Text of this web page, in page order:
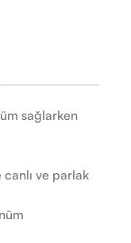
sağlarken
ve parlak